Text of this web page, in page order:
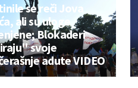
se reči Jova
ali su uloge
Blokaderi
svoje
adute VIDEO